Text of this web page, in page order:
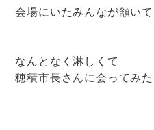
会場にいたみんなが頷い
なんとなく淋しくて
穂積市長さんに会ってみた